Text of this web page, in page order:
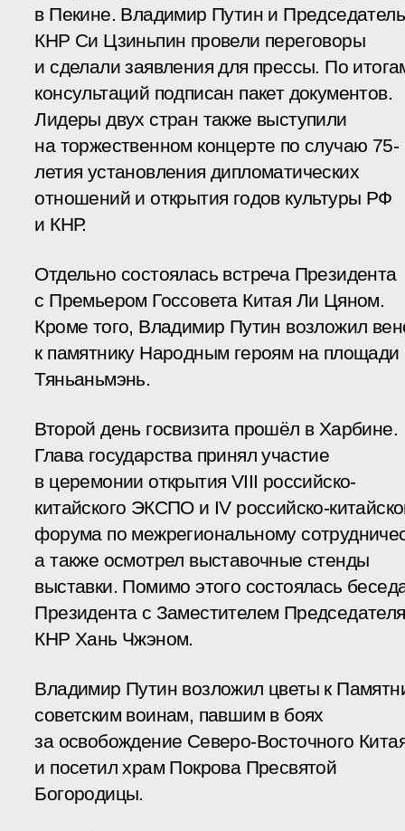
в Пекине. Владимир Путин и Председатель
КНР Си Цзиньпин провели переговоры
и сделали заявления для прессы. По
консультаций подписан пакет документов.
Лидеры двух стран также выступили
на торжественном концерте по случаю 75-
летия установления дипломатических
отношений и открытия годов культуры РФ
и КНР.
Отдельно состоялась встреча Президента
с Премьером Госсовета Китая Ли Цяном.
Кроме того, Владимир Путин возложил
к памятнику Народным героям на площади
Тяньаньмэнь.
Второй день госвизита прошёл в Харбине.
Глава государства принял участие
в церемонии открытия VIII российско-
китайского ЭКСПО и IV российско-
форума по межрегиональному
а также осмотрел выставочные стенды
выставки. Помимо этого состоялась
Президента с Заместителем Председателя
КНР Хань Чжэном.
Владимир Путин возложил цветы к
советским воинам, павшим в боях
за освобождение Северо-Восточного
и посетил храм Покрова Пресвятой
Богородицы.